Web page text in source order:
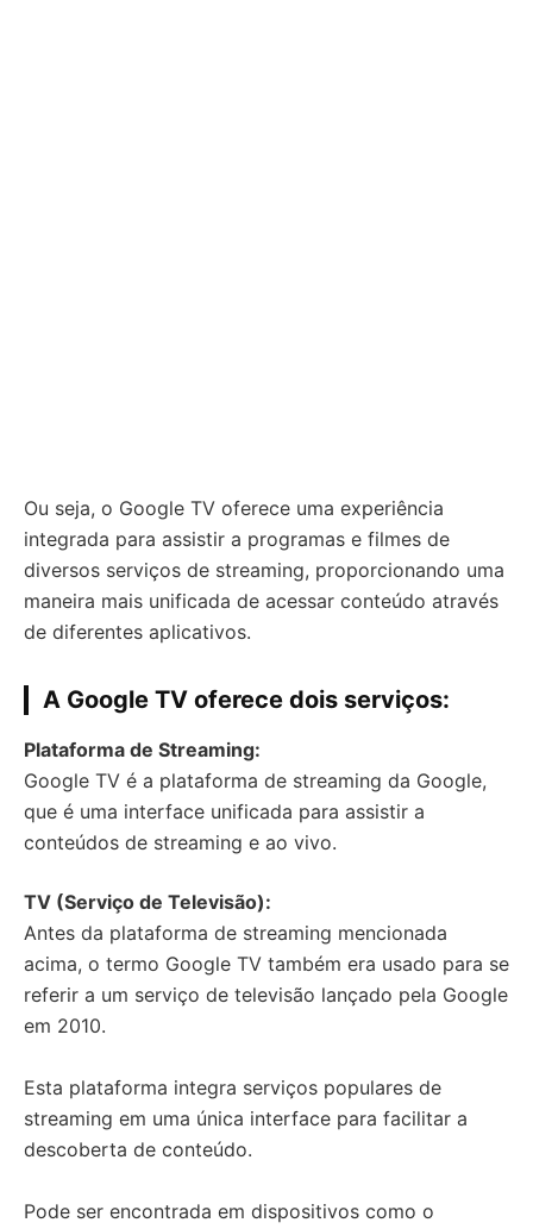
Ou seja, o Google TV oferece uma experiência
integrada para assistir a programas e filmes de
diversos serviços de streaming, proporcionando uma
maneira mais unificada de acessar conteúdo através
de diferentes aplicativos.
A Google TV oferece dois serviços:
Plataforma de Streaming:
Google TV é a plataforma de streaming da Google,
que é uma interface unificada para assistir a
conteúdos de streaming e ao vivo.
TV (Serviço de Televisão):
Antes da plataforma de streaming mencionada
acima, o termo Google TV também era usado para se
referir a um serviço de televisão lançado pela Google
em 2010.
Esta plataforma integra serviços populares de
streaming em uma única interface para facilitar a
descoberta de conteúdo.
Pode ser encontrada em dispositivos como o